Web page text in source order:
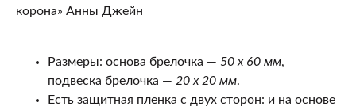
корона» Анны Джейн
Размеры: основа брелочка — 50 х 60 мм,
подвеска брелочка — 20 х 20 мм.
Есть защитная пленка с двух сторон: и на основе